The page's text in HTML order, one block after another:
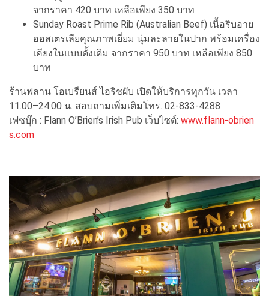
จากราคา 420 บาท เหลือเพียง 350 บาท
Sunday Roast Prime Rib (Australian Beef) เนื้อริบอาย
ออสเตรเลียคุณภาพเยี่ยม นุ่มละลายในปาก พร้อมเครื่อง
เคียงในแบบดั้งเดิม จากราคา 950 บาท เหลือเพียง 850
บาท
ร้านฟลาน โอเบรียนส์ ไอริชผับ เปิดให้บริการทุกวัน เวลา
11.00–24.00 น. สอบถามเพิ่มเติมโทร. 02-833-4288
เฟซบุ๊ก : Flann O’Brien’s Irish Pub เว็บไซต์: www.flann-obrien
s.com